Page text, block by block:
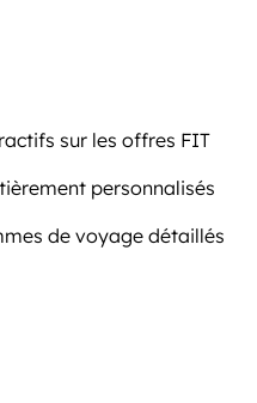
sur les offres FIT
personnalisés
de voyage détaillés